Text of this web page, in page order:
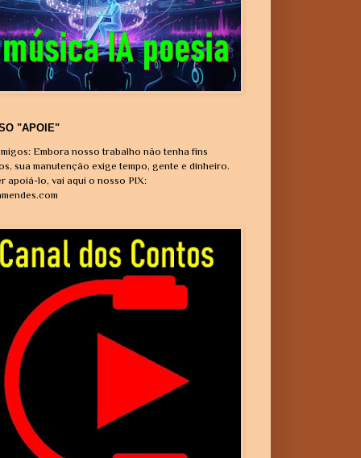
"APOIE"
Embora nosso trabalho não tenha fins
sua manutenção exige tempo, gente e dinheiro.
apoiá-lo, vai aqui o nosso PIX: